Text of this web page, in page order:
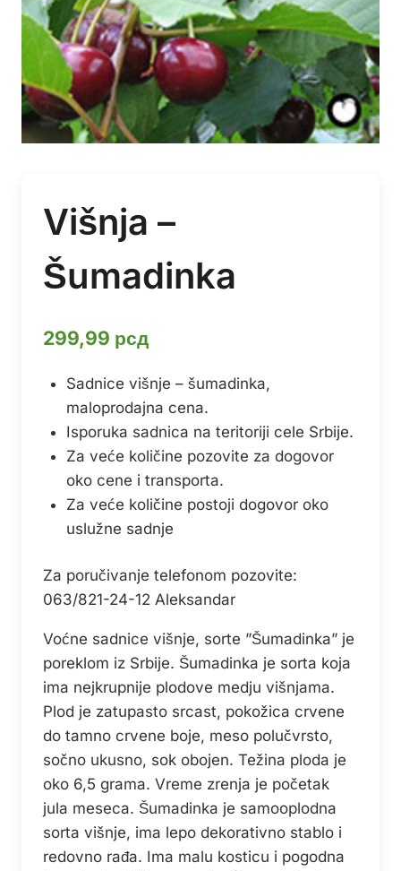
Višnja –
Šumadinka
299,99 рсд
Sadnice višnje – šumadinka,
maloprodajna cena.
Isporuka sadnica na teritoriji cele Srbije.
Za veće količine pozovite za dogovor
oko cene i transporta.
Za veće količine postoji dogovor oko
uslužne sadnje
Za poručivanje telefonom pozovite:
063/821-24-12 Aleksandar
Voćne sadnice višnje, sorte ”Šumadinka” je
poreklom iz Srbije. Šumadinka je sorta koja
ima nejkrupnije plodove medju višnjama.
Plod je zatupasto srcast, pokožica crvene
do tamno crvene boje, meso polučvrsto,
sočno ukusno, sok obojen. Težina ploda je
oko 6,5 grama. Vreme zrenja je početak
jula meseca. Šumadinka je samooplodna
sorta višnje, ima lepo dekorativno stablo i
redovno rađa. Ima malu kosticu i pogodna